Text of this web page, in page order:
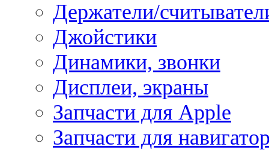
Держатели/
Джойстики
Динамики, звонки
Дисплеи, экраны
Запчасти для Apple
Запчасти для